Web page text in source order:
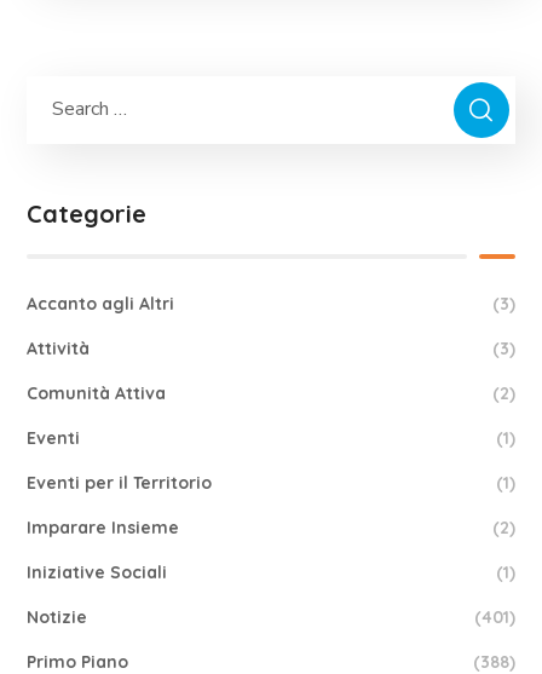
Categorie
Accanto agli Altri (3)
Attività (3)
Comunità Attiva (2)
Eventi (1)
Eventi per il Territorio (1)
Imparare Insieme (2)
Iniziative Sociali (1)
Notizie (401)
Primo Piano (388)